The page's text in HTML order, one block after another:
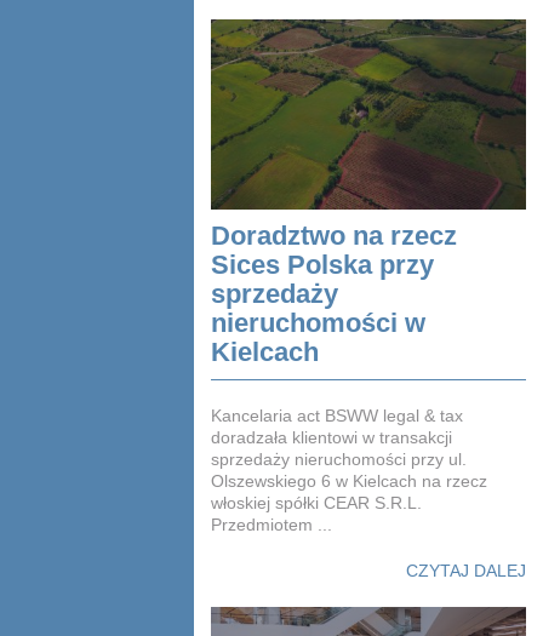
Doradztwo na rzecz
Sices Polska przy
sprzedaży
nieruchomości w
Kielcach
Kancelaria act BSWW legal & tax
doradzała klientowi w transakcji
sprzedaży nieruchomości przy ul.
Olszewskiego 6 w Kielcach na rzecz
włoskiej spółki CEAR S.R.L.
Przedmiotem ...
CZYTAJ DALEJ